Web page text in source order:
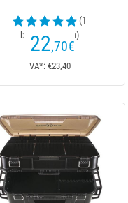
(1
beoordelingen)
22,70€
VA*: €23,40